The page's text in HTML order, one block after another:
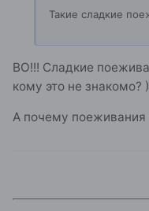
Такие сладкие
ВО!!! Сладкие
кому это не знакомо?
А почему